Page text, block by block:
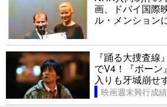
画、ドバイ国際
ル・メンション
『踊る大捜査線
でV4！『ボーン
入りも牙城崩せ
映画週末興行成績